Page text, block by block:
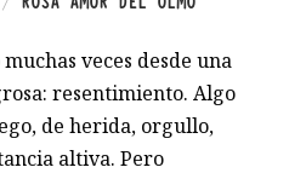
veces desde una
resentimiento. Algo
de herida, orgullo,
altiva. Pero